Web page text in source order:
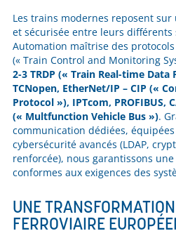
Les trains modernes reposent
et sécurisée entre leurs différents
Automation maîtrise des
(« Train Control and Monitoring
2-3 TRDP (« Train Real-time
TCNopen, EtherNet/IP – CIP («
Protocol »), IPTcom, PROFIBUS,
(« Multfunction Vehicle Bus »).
communication dédiées,
cybersécurité avancés (LDAP,
renforcée), nous garantissons
conformes aux exigences des
UNE
FERROVIAIRE